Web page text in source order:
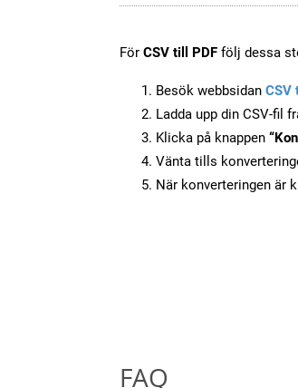
För CSV till PDF följ dessa
Besök webbsidan CSV
Ladda upp din CSV-fil
Klicka på knappen
Vänta tills
När konverteringen är
FAQ